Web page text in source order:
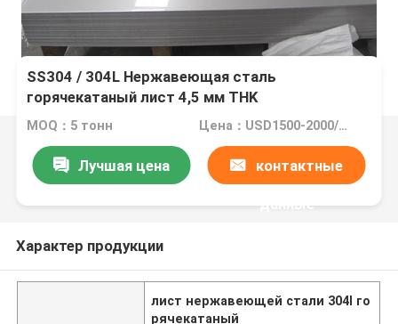
SS304 / 304L Нержавеющая сталь
горячекатаный лист 4,5 мм THK
MOQ：5 тонн Цена：USD1500-2000/TON
Лучшая цена контактные
данные
Характер продукции
лист нержавеющей стали 304l го
рячекатаный